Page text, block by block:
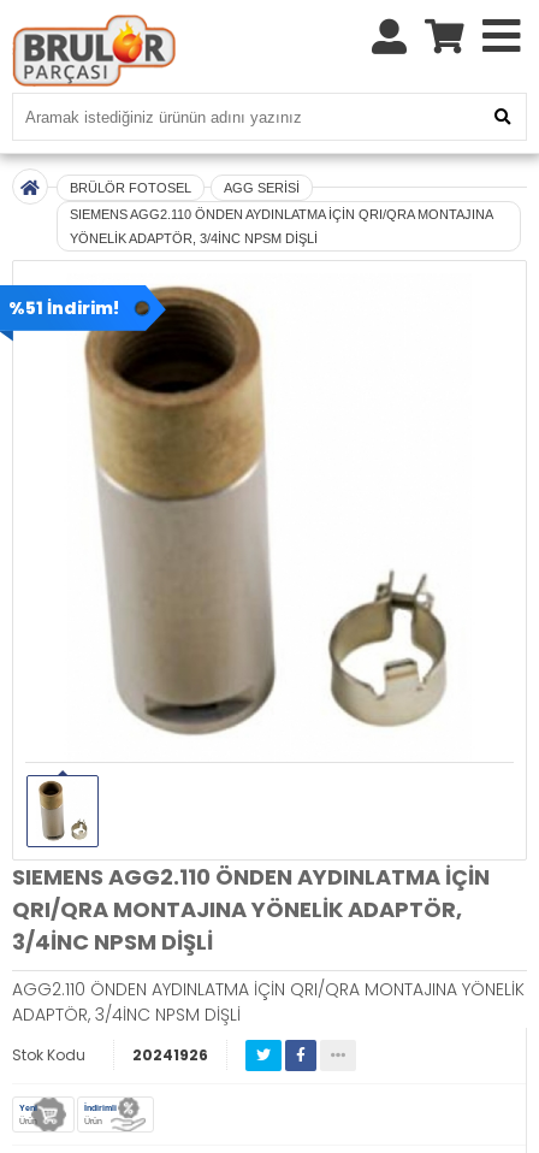
BRÜLÖR FOTOSEL
AGG SERİSİ
SIEMENS AGG2.110 ÖNDEN AYDINLATMA İÇİN QRI/QRA MONTAJINA
YÖNELİK ADAPTÖR, 3/4İNC NPSM DİŞLİ
%51 İndirim!
SIEMENS AGG2.110 ÖNDEN AYDINLATMA İÇİN
QRI/QRA MONTAJINA YÖNELİK ADAPTÖR,
3/4İNC NPSM DİŞLİ
AGG2.110 ÖNDEN AYDINLATMA İÇİN QRI/QRA MONTAJINA YÖNELİK
ADAPTÖR, 3/4İNC NPSM DİŞLİ
Stok Kodu 20241926
Yeni
Ürün
İndirimli
Ürün